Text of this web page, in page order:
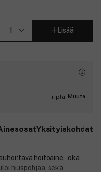
Lisää
Tripla |Muuta
Yksityiskohdat
hoitoaine, joka
hiuspohjaa, sekä